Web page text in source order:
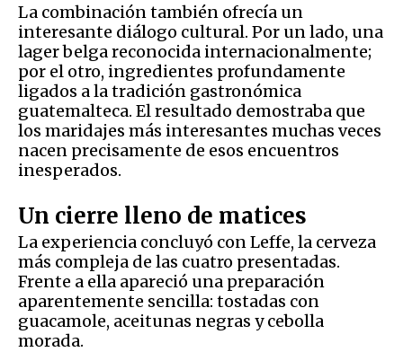
La combinación también ofrecía un
interesante diálogo cultural. Por un lado, una
lager belga reconocida internacionalmente;
por el otro, ingredientes profundamente
ligados a la tradición gastronómica
guatemalteca. El resultado demostraba que
los maridajes más interesantes muchas veces
nacen precisamente de esos encuentros
inesperados.
Un cierre lleno de matices
La experiencia concluyó con Leffe, la cerveza
más compleja de las cuatro presentadas.
Frente a ella apareció una preparación
aparentemente sencilla: tostadas con
guacamole, aceitunas negras y cebolla
morada.